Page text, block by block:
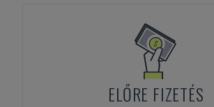
ELŐRE FIZETÉS